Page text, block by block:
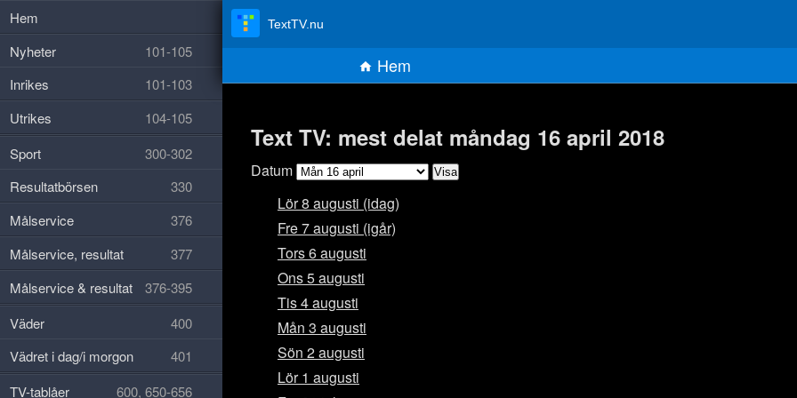
Text TV: mest delat måndag 16 april 2018
Datum
Lör 8 augusti (idag)
Fre 7 augusti (igår)
Tors 6 augusti
Ons 5 augusti
Tis 4 augusti
Mån 3 augusti
Sön 2 augusti
Lör 1 augusti
TextTV.nu
Hem
Hem
Nyheter
101-105
Inrikes
101-103
Utrikes
104-105
Sport
300-302
Resultatbörsen
330
Målservice
376
Målservice, resultat
377
Målservice & resultat
376-395
Väder
400
Vädret i dag/i morgon
401
TV-tablåer
600, 650-656